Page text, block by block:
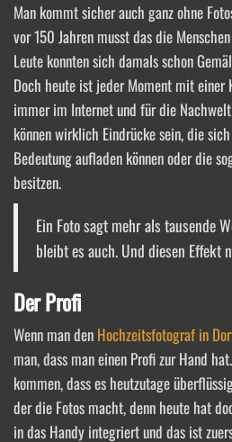
Man kommt sicher auch ganz ohne
vor 150 Jahren musst das die
Leute konnten sich damals schon
Doch heute ist jeder Moment mit einer
immer im Internet und für die
können wirklich Eindrücke sein, die
Bedeutung aufladen können oder die
besitzen.
Ein Foto sagt mehr als tausende
bleibt es auch. Und diesen Effekt
Der Profi
Wenn man den Hochzeitsfotograf in
man, dass man einen Profi zur Hand
kommen, dass es heutzutage
der die Fotos macht, denn heute hat
in das Handy integriert und das ist